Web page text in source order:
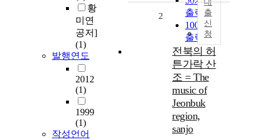
황
미연
공저]
(1)
발행연도
2012
(1)
1999
(1)
작성언어
출력
100개씩
출력
대
출
신
청
2
전북의 허
튼가락 산
조 = The
music of
Jeonbuk
region,
sanjo